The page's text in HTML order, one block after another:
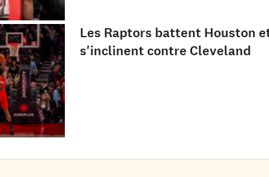
Les Raptors battent Houston
s'inclinent contre Cleveland